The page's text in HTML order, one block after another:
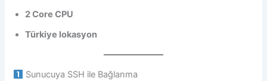
2 Core CPU
Türkiye lokasyon
Sunucuya SSH ile Bağlanma